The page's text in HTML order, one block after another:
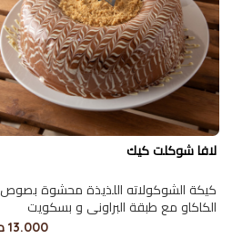
لافا شوكلت كيك
كيكة الشوكولاته اللذيذة محشوة بصوص
الكاكاو مع طبقة البراوني و بسكويت
13.000 دك